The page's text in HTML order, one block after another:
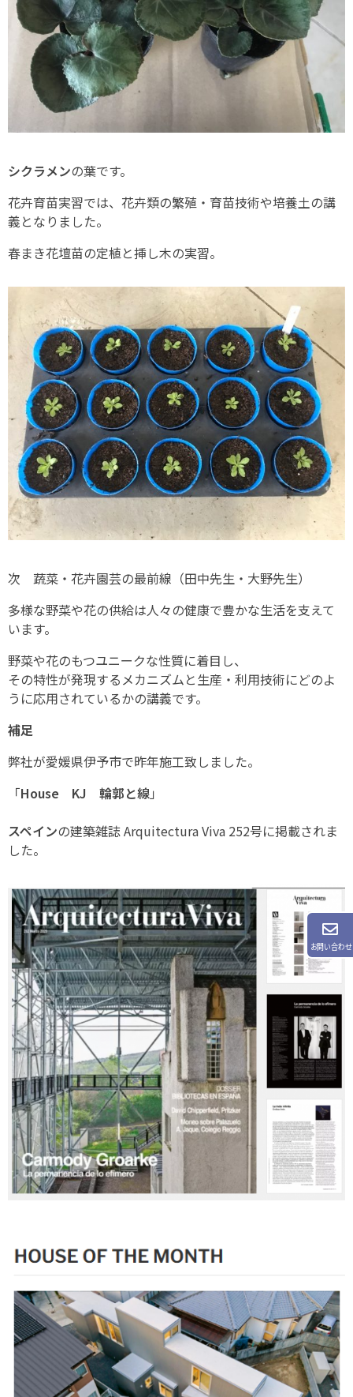
お問い合わせ
シクラメンの葉です。
花卉育苗実習では、花卉類の繁殖・育苗技術や培養土の講
義となりました。
春まき花壇苗の定植と挿し木の実習。
次 蔬菜・花卉園芸の最前線（田中先生・大野先生）
多様な野菜や花の供給は人々の健康で豊かな生活を支えて
います。
野菜や花のもつユニークな性質に着目し、
その特性が発現するメカニズムと生産・利用技術にどのよ
うに応用されているかの講義です。
補足
弊社が愛媛県伊予市で昨年施工致しました。
「House KJ 輪郭と線」
スペインの建築雑誌 Arquitectura Viva 252号に掲載されま
した。